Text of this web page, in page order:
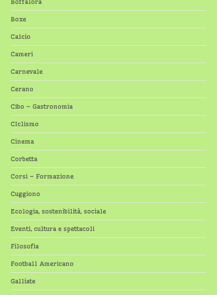
Boxe
Calcio
Cameri
Carnevale
Cerano
Cibo – Gastronomia
CIclismo
Cinema
Corbetta
Corsi – Formazione
Cuggiono
Ecologia, sostenibilità, sociale
Eventi, cultura e spettacoli
Filosofia
Football Americano
Galliate